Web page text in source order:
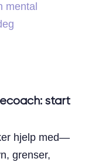
mental
start
hjelp med—
grenser,